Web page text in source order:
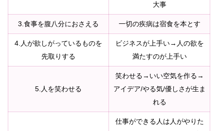
大事
3.食事を腹八分におさえる 一切の疾病は宿食を本とす
4.人が欲しがっているものを
先取りする
ビジネスが上手い→人の欲を
満たすのが上手い
5.人を笑わせる
笑わせる→いい空気を作る→
アイデア/やる気/優しさが生ま
れる
仕事ができる人は人がやりた